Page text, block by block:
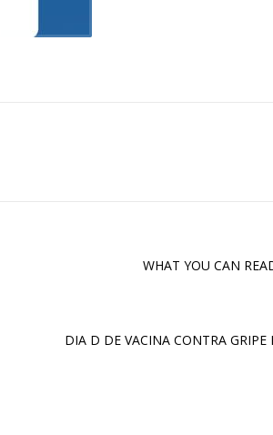
WHAT YOU CAN
DIA D DE VACINA CONTRA GRIPE